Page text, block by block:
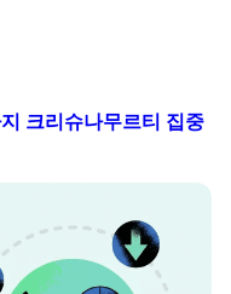
크리슈나무르티 집중